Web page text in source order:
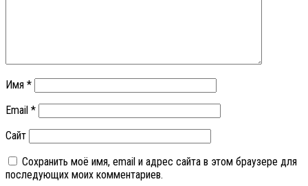
Имя *
Email *
Сайт
Сохранить моё имя, email и адрес сайта в этом браузере для
последующих моих комментариев.